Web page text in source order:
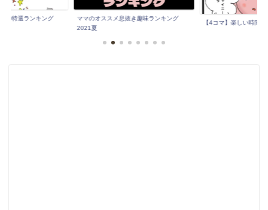
10特選ランキング
ママのオススメ息抜き趣味ランキング
2021夏
【4コマ】楽しい時間